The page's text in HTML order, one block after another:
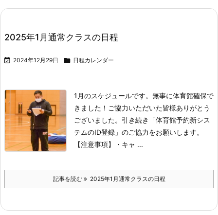
2025年1月通常クラスの日程
 2024年12月29日  日程カレンダー
1月のスケジュールです。 無事に体育館確保で
きました！ ご協力いただいた皆様ありがとう
ございました。 引き続き「体育館予約新シス
テムのID登録」のご協力をお願いします。
【注意事項】
・キャ ...
記事を読む 2025年1月通常クラスの日程